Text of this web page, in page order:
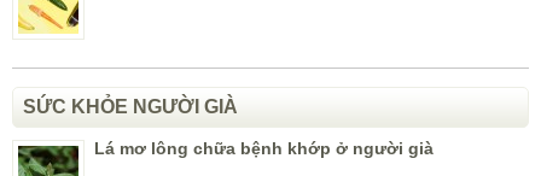
SỨC KHỎE NGƯỜI GIÀ
Lá mơ lông chữa bệnh khớp ở người già